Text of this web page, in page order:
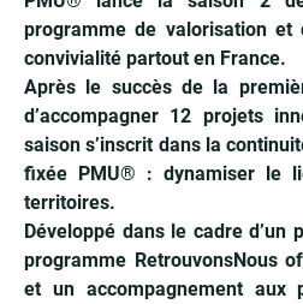
programme de valorisation
convivialité partout en France.
Après le succès de la
d’accompagner 12 projets
saison s’inscrit dans la
fixée PMU® : dynamiser le
territoires.
Développé dans le cadre d’un
programme RetrouvonsNous
et un accompagnement aux